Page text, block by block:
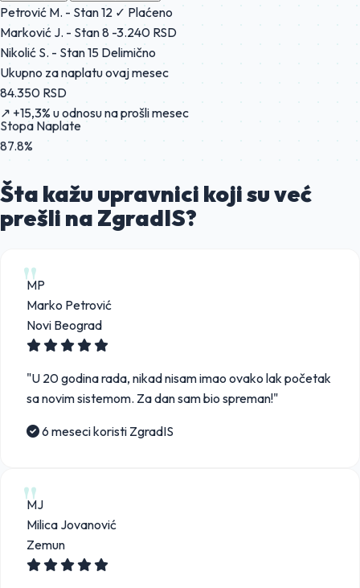
Petrović M. - Stan 12 ✓ Plaćeno
Marković J. - Stan 8 -3.240 RSD
Nikolić S. - Stan 15 Delimično
Ukupno za naplatu ovaj mesec
84.350 RSD
↗ +15,3% u odnosu na prošli mesec
Stopa Naplate
87.8%
Šta kažu upravnici koji suveć
prešli na ZgradIS?
MP
Marko Petrović
Novi Beograd
"U 20 godina rada, nikad nisam imao ovako lak početak
sa novim sistemom. Za dan sam bio spreman!"
6 meseci koristi ZgradIS
MJ
Milica Jovanović
Zemun